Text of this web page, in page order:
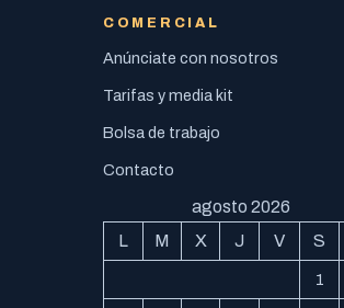
COMERCIAL
Anúnciate con nosotros
Tarifas y media kit
Bolsa de trabajo
Contacto
agosto 2026
L
M X J V S
1